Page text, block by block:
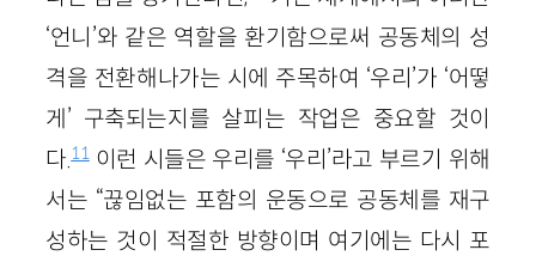
‘언니’와 같은 역할을 환기함으로써 공동체의 성
격을 전환해나가는 시에 주목하여 ‘우리’가 ‘어떻
게’ 구축되는지를 살피는 작업은 중요할 것이
다.11이런 시들은 우리를 ‘우리’라고 부르기 위해
서는 “끊임없는 포함의 운동으로 공동체를 재구
성하는 것이 적절한 방향이며 여기에는 다시 포